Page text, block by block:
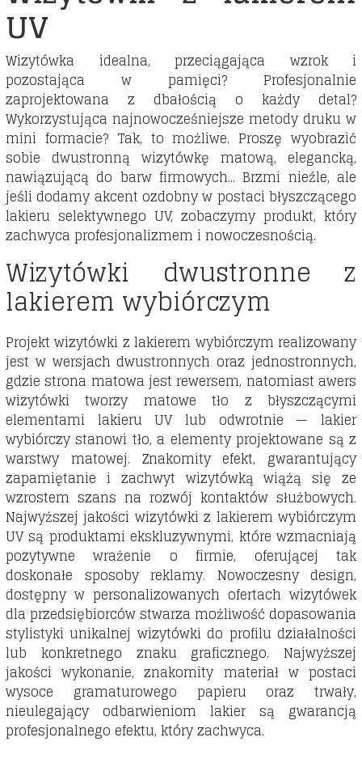
UV
Wizytówka idealna, przeciągająca wzrok i
pozostająca w pamięci? Profesjonalnie
zaprojektowana z dbałością o każdy detal?
Wykorzystująca najnowocześniejsze metody druku w
mini formacie? Tak, to możliwe. Proszę wyobrazić
sobie dwustronną wizytówkę matową, elegancką,
nawiązującą do barw firmowych... Brzmi nieźle, ale
jeśli dodamy akcent ozdobny w postaci błyszczącego
lakieru selektywnego UV, zobaczymy produkt, który
zachwyca profesjonalizmem i nowoczesnością.
Wizytówki dwustronne z
lakierem wybiórczym
Projekt wizytówki z lakierem wybiórczym realizowany
jest w wersjach dwustronnych oraz jednostronnych,
gdzie strona matowa jest rewersem, natomiast awers
wizytówki tworzy matowe tło z błyszczącymi
elementami lakieru UV lub odwrotnie — lakier
wybiórczy stanowi tło, a elementy projektowane są z
warstwy matowej. Znakomity efekt, gwarantujący
zapamiętanie i zachwyt wizytówką wiążą się ze
wzrostem szans na rozwój kontaktów służbowych.
Najwyższej jakości wizytówki z lakierem wybiórczym
UV są produktami ekskluzywnymi, które wzmacniają
pozytywne wrażenie o firmie, oferującej tak
doskonałe sposoby reklamy. Nowoczesny design,
dostępny w personalizowanych ofertach wizytówek
dla przedsiębiorców stwarza możliwość dopasowania
stylistyki unikalnej wizytówki do profilu działalności
lub konkretnego znaku graficznego. Najwyższej
jakości wykonanie, znakomity materiał w postaci
wysoce gramaturowego papieru oraz trwały,
nieulegający odbarwieniom lakier są gwarancją
profesjonalnego efektu, który zachwyca.